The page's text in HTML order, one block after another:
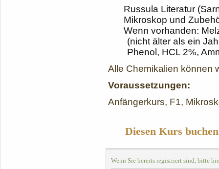
Russula Literatur
Mikroskop und
Wenn vorhanden:
(nicht älter als ein
Phenol, HCL 2%,
Alle Chemikalien können
Voraussetzungen:
Anfängerkurs, F1,
Diesen Kurs
Wenn Sie bereits registriert sind, bitte